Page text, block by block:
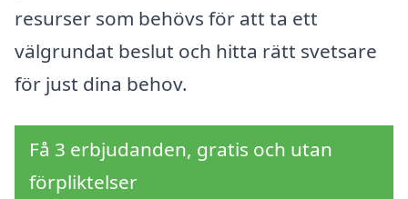
resurser som behövs för att ta ett
välgrundat beslut och hitta rätt svetsare
för just dina behov.
Få 3 erbjudanden, gratis och utan
förpliktelser